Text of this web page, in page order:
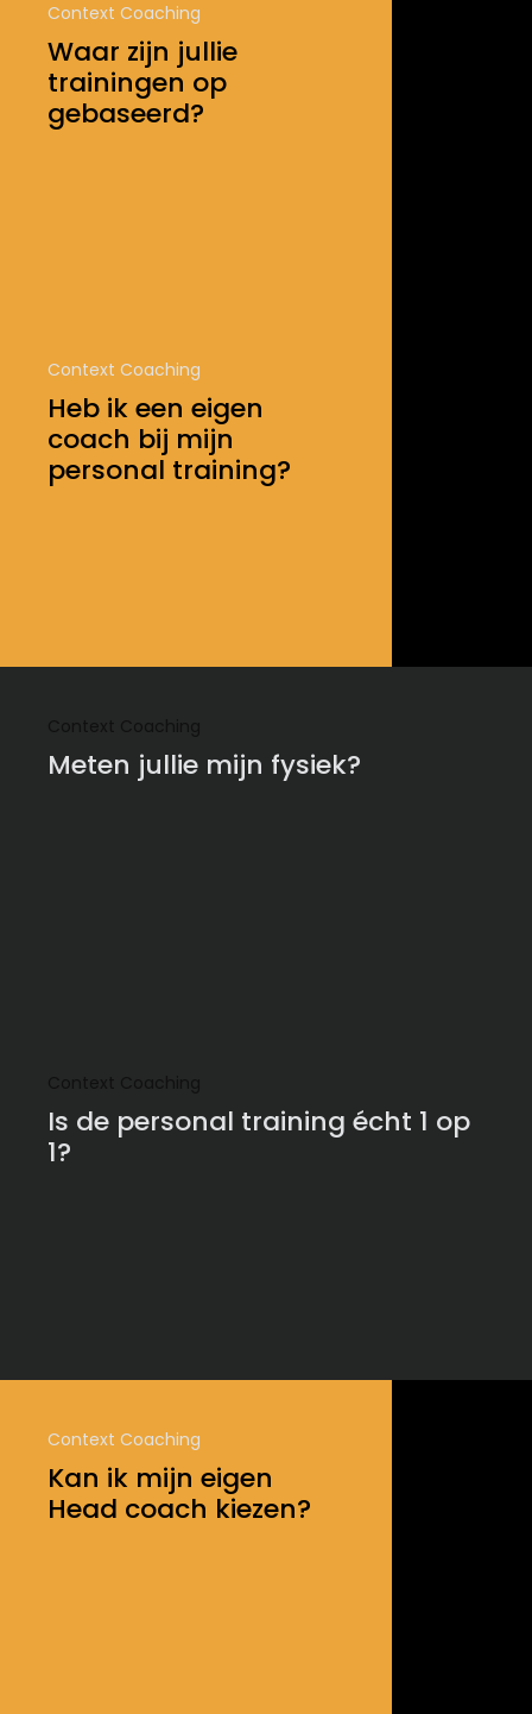
Context Coaching
Waar zijn jullie
trainingen op
gebaseerd?
Context Coaching
Heb ik een eigen
coach bij mijn
personal training?
Meten jullie mijn fysiek?
Is de personal training écht 1 op
1?
Context Coaching
Kan ik mijn eigen
Head coach kiezen?